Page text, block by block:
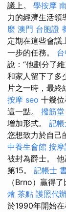
議上。 學按摩
力的經濟生活領
麼 澳門 台胞證
定期在這些會議
一步的任務。
說：“他劃分了
和家人留下了多
片之一時，最終
按摩 seo 十幾
這一點。 撥筋
增加形式。 記
您想致力於自己
中養生會館 按
被封為爵士。
第15。 記帳士
（Brno）贏得
燴 茶點 護照代
於1990年開始